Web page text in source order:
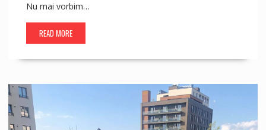
Nu mai vorbim…
READ MORE